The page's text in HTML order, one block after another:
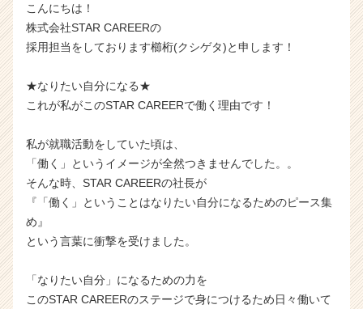
こんにちは！
株式会社STAR CAREERの
採用担当をしております櫛桁(クシゲタ)と申します！
★なりたい自分になる★
これが私がこのSTAR CAREERで働く理由です！
私が就職活動をしていた頃は、
「働く」というイメージが全然つきませんでした。。
そんな時、STAR CAREERの社長が
『「働く」ということはなりたい自分になるためのピース集
め』
という言葉に衝撃を受けました。
「なりたい自分」になるための力を
このSTAR CAREERのステージで身につけるため日々働いて